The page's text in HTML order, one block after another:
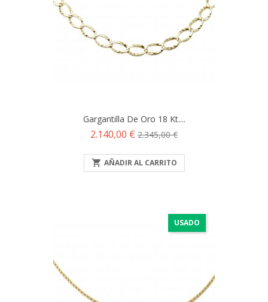
Gargantilla De Oro 18 Kt....
Precio
2.140,00 € Precio
2.345,00 €
 AÑADIR AL CARRITO
USADO